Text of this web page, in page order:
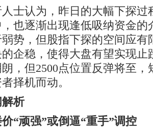
认为，昨日的大幅下探过
也逐渐出现逢低吸纳资金的
势，但股指下探的空间应有
企稳，使得大盘有望实现止
，但2500点位置反弹将至，
择机而动。
析
价“顽强”或倒逼“重手”调控